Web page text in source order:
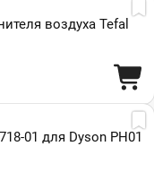
воздуха Tefal
01 для Dyson PH01